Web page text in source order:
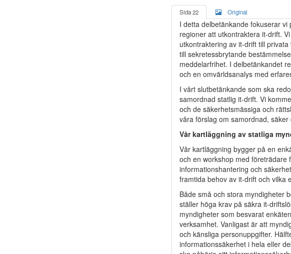
Sida 22 Original
I detta delbetänkande fokuserar
regioner att utkontraktera it-drift.
utkontraktering av it-drift till
till sekretessbrytande
meddelarfrihet. I delbetänkandet
och en omvärldsanalys med
I vårt slutbetänkande som ska
samordnad statlig it-drift. Vi
och de säkerhetsmässiga och
våra förslag om samordnad,
Vår kartläggning av statliga
Vår kartläggning bygger på en
och en workshop med företrädare
informationshantering och
framtida behov av it-drift och vilka
Både små och stora myndigheter
ställer höga krav på säkra it-
myndigheter som besvarat
verksamhet. Vanligast är att
och känsliga personuppgifter.
informationssäkerhet i hela eller